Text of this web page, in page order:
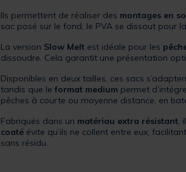
Ils permettent de réaliser des montages en
sac posé sur le fond, le PVA se dissout pour
La version Slow Melt est idéale pour les
dissoudre. Cela garantit une présentation
Disponibles en deux tailles, ces sacs
tandis que le format medium permet
pêches à courte ou moyenne distance, en
Fabriqués dans un matériau extra résistant,
coaté évite qu’ils ne collent entre eux,
sans résidu.